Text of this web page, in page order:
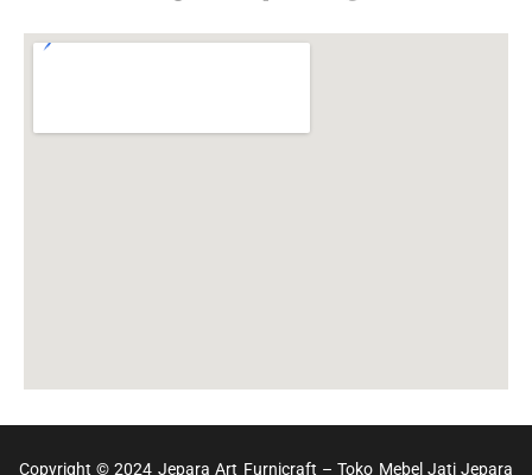
Copyright © 2024 Jepara Art Furnicraft – Toko Mebel Jati Jepara